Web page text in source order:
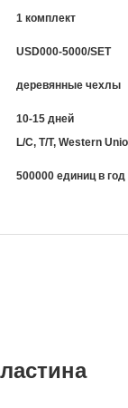
1 комплект
USD000-5000/SET
деревянные чехлы
10-15 дней
L/C, T/T, Western
500000 единиц в год